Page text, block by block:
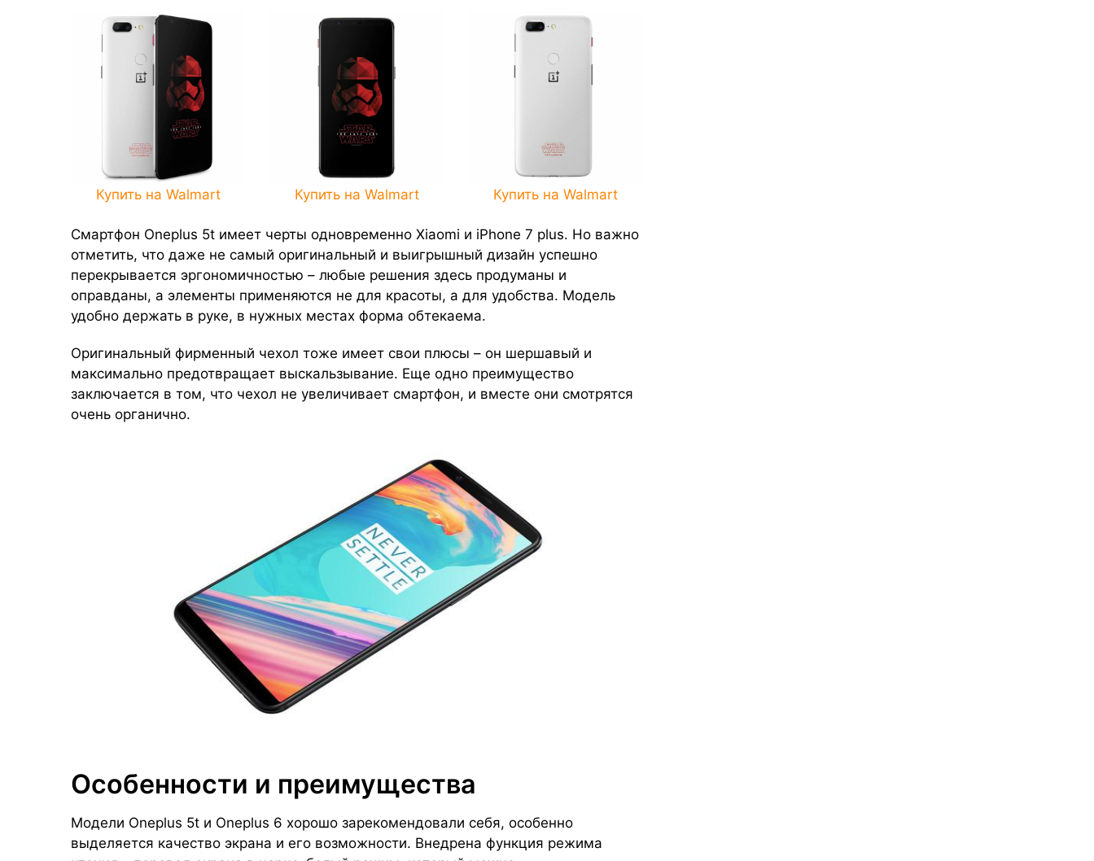
Купить на Walmart Купить на Walmart Купить на Walmart
Смартфон Oneplus 5t имеет черты одновременно Xiaomi и iPhone 7 plus. Но важно
отметить, что даже не самый оригинальный и выигрышный дизайн успешно
перекрывается эргономичностью – любые решения здесь продуманы и
оправданы, а элементы применяются не для красоты, а для удобства. Модель
удобно держать в руке, в нужных местах форма обтекаема.
Оригинальный фирменный чехол тоже имеет свои плюсы – он шершавый и
максимально предотвращает выскальзывание. Еще одно преимущество
заключается в том, что чехол не увеличивает смартфон, и вместе они смотрятся
очень органично.
Особенности и преимущества
Модели Oneplus 5t и Oneplus 6 хорошо зарекомендовали себя, особенно
выделяется качество экрана и его возможности. Внедрена функция режима